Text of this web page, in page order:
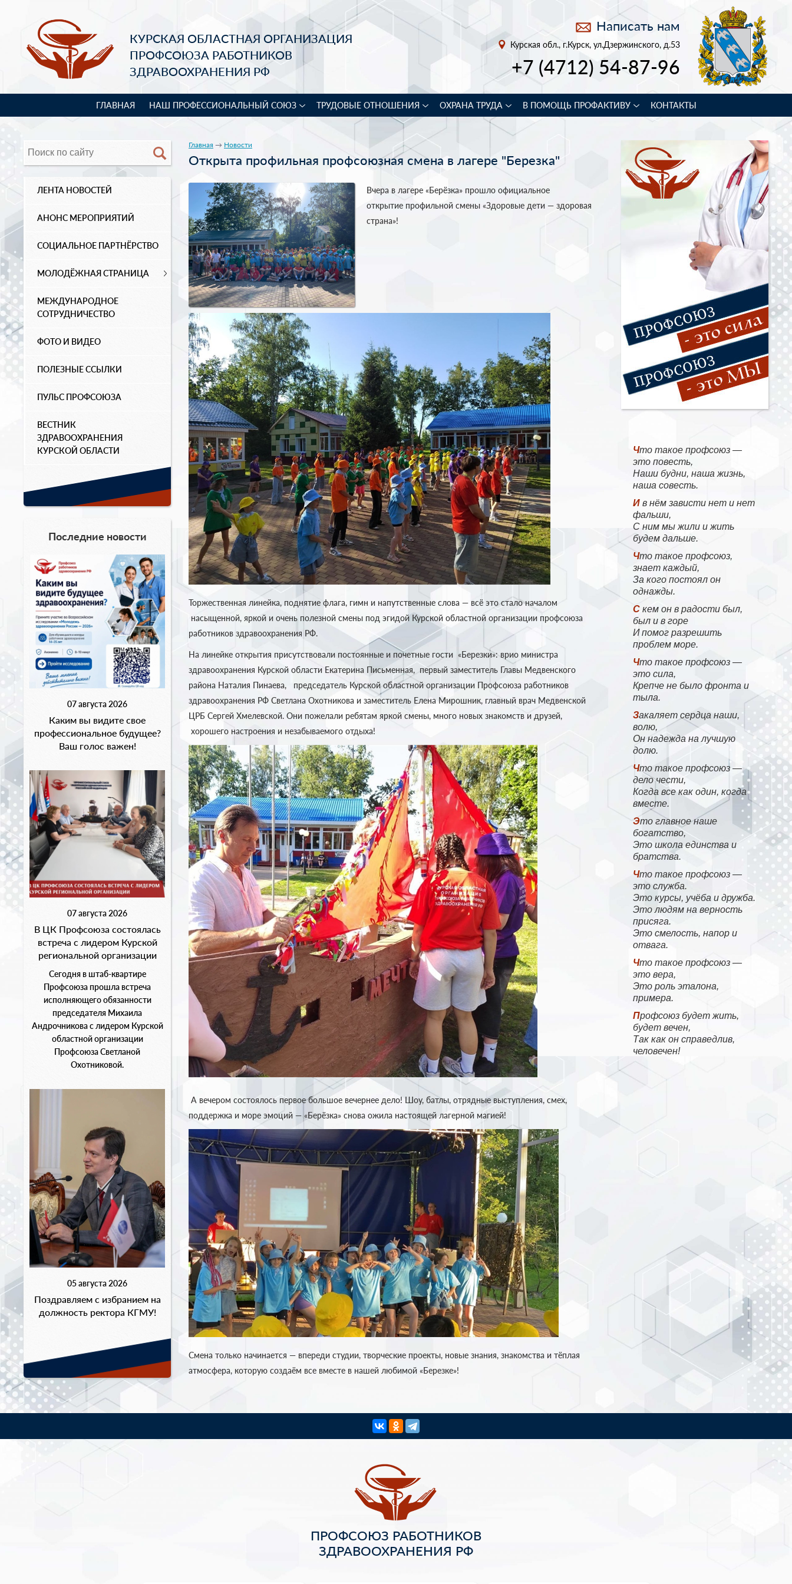
КУРСКАЯ ОБЛАСТНАЯ ОРГАНИЗАЦИЯ
ПРОФСОЮЗА РАБОТНИКОВ
ЗДРАВООХРАНЕНИЯ РФ
Написать нам
Курская обл., г.Курск, ул.Дзержинского, д.53
+7 (4712) 54-87-96
ГЛАВНАЯ НАШ ПРОФЕССИОНАЛЬНЫЙ СОЮЗ ТРУДОВЫЕ ОТНОШЕНИЯ ОХРАНА ТРУДА В ПОМОЩЬ ПРОФАКТИВУ КОНТАКТЫ
ЛЕНТА НОВОСТЕЙ
АНОНС МЕРОПРИЯТИЙ
СОЦИАЛЬНОЕ ПАРТНЁРСТВО
МОЛОДЁЖНАЯ СТРАНИЦА
МЕЖДУНАРОДНОЕ
СОТРУДНИЧЕСТВО
ФОТО И ВИДЕО
ПОЛЕЗНЫЕ ССЫЛКИ
ПУЛЬС ПРОФСОЮЗА
ВЕСТНИК
ЗДРАВООХРАНЕНИЯ
КУРСКОЙ ОБЛАСТИ
Последние новости
07 августа 2026
Каким вы видите свое
профессиональное будущее?
Ваш голос важен!
07 августа 2026
В ЦК Профсоюза состоялась
встреча с лидером Курской
региональной организации
Сегодня в штаб-квартире
Профсоюза прошла встреча
исполняющего обязанности
председателя Михаила
Андрочникова с лидером Курской
областной организации
Профсоюза Светланой
Охотниковой.
05 августа 2026
Поздравляем с избранием на
должность ректора КГМУ!
Что такое профсоюз —
это повесть,
Наши будни, наша жизнь,
наша совесть.
И в нём зависти нет и нет
фальши,
С ним мы жили и жить
будем дальше.
Что такое профсоюз,
знает каждый,
За кого постоял он
однажды.
С кем он в радости был,
был и в горе
И помог разрешить
проблем море.
Что такое профсоюз —
это сила,
Крепче не было фронта и
тыла.
Закаляет сердца наши,
волю,
Он надежда на лучшую
долю.
Что такое профсоюз —
дело чести,
Когда все как один, когда
вместе.
Это главное наше
богатство,
Это школа единства и
братства.
Что такое профсоюз —
это служба.
Это курсы, учёба и дружба.
Это людям на верность
присяга.
Это смелость, напор и
отвага.
Что такое профсоюз —
это вера,
Это роль эталона,
примера.
Профсоюз будет жить,
будет вечен,
Так как он справедлив,
человечен!
Главная → Новости
Открыта профильная профсоюзная смена в лагере "Березка"
Вчера в лагере «Берёзка» прошло официальное
открытие профильной смены «Здоровые дети — здоровая
страна»!
Торжественная линейка, поднятие флага, гимн и напутственные слова — всё это стало началом
насыщенной, яркой и очень полезной смены под эгидой Курской областной организации профсоюза
работников здравоохранения РФ.
На линейке открытия присутствовали постоянные и почетные гости «Березки»: врио министра
здравоохранения Курской области Екатерина Письменная, первый заместитель Главы Медвенского
района Наталия Пинаева, председатель Курской областной организации Профсоюза работников
здравоохранения РФ Светлана Охотникова и заместитель Елена Мирошник, главный врач Медвенской
ЦРБ Сергей Хмелевской. Они пожелали ребятам яркой смены, много новых знакомств и друзей,
хорошего настроения и незабываемого отдыха!
А вечером состоялось первое большое вечернее дело! Шоу, батлы, отрядные выступления, смех,
поддержка и море эмоций — «Берёзка» снова ожила настоящей лагерной магией!
Смена только начинается — впереди студии, творческие проекты, новые знания, знакомства и тёплая
атмосфера, которую создаём все вместе в нашей любимой «Березке»!
ПРОФСОЮЗ РАБОТНИКОВ
ЗДРАВООХРАНЕНИЯ РФ